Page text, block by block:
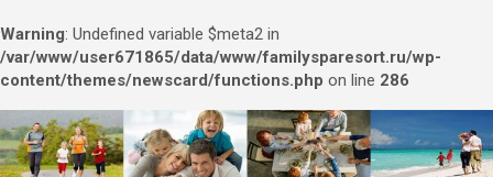
Warning: Undefined variable $meta2 in
/var/www/user671865/data/www/familysparesort.ru/wp-
content/themes/newscard/functions.php on line 286
Перейти
к
содержимому